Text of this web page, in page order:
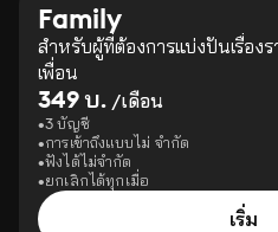
Family
สำหรับผู้ที่ต้องการแบ่งปันเรื่อง
เพื่อน
349 บ. /เดือน
3 บัญชี
การเข้าถึงแบบไม่ จำกัด
ฟังได้ไม่จำกัด
ยกเลิกได้ทุกเมื่อ
เริ่ม